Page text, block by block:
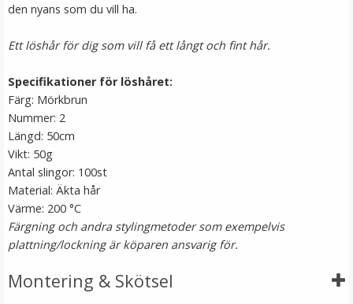
den nyans som du vill ha.
Ett löshår för dig som vill få ett långt och fint hår.
Specifikationer för löshåret:
Färg: Mörkbrun
Nummer: 2
Längd: 50cm
Vikt: 50g
Antal slingor: 100st
Material: Äkta hår
Värme: 200 °C
Färgning och andra stylingmetoder som exempelvis
plattning/lockning är köparen ansvarig för.
Montering & Skötsel